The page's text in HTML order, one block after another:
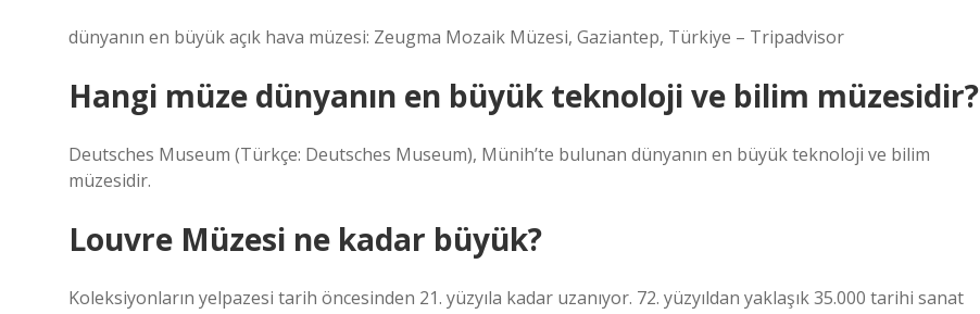
dünyanın en büyük açık hava müzesi: Zeugma Mozaik Müzesi, Gaziantep, Türkiye – Tripadvisor
Hangi müze dünyanın en büyük teknoloji ve bilim müzesidir?
Deutsches Museum (Türkçe: Deutsches Museum), Münih’te bulunan dünyanın en büyük teknoloji ve bilim
müzesidir.
Louvre Müzesi ne kadar büyük?
Koleksiyonların yelpazesi tarih öncesinden 21. yüzyıla kadar uzanıyor. 72. yüzyıldan yaklaşık 35.000 tarihi sanat